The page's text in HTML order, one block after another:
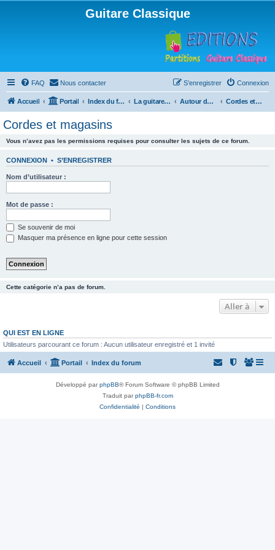
Guitare Classique
FAQ Nous contacter Connexion
S’enregistrer
Accueil Portail Index du forum La guitare : instrument, cours et théorie Autour de la guitare Cordes et magasins
Cordes et magasins
Vous n’avez pas les permissions requises pour consulter les sujets de ce forum.
CONNEXION • S’ENREGISTRER
Nom d’utilisateur :
Mot de passe :
Se souvenir de moi
Masquer ma présence en ligne pour cette session
Cette catégorie n’a pas de forum.
Aller à
QUI EST EN LIGNE
Utilisateurs parcourant ce forum : Aucun utilisateur enregistré et 1 invité
Accueil Portail Index du forum
Développé parphpBB® Forum Software © phpBB Limited
Traduit parphpBB-fr.com
Confidentialité | Conditions